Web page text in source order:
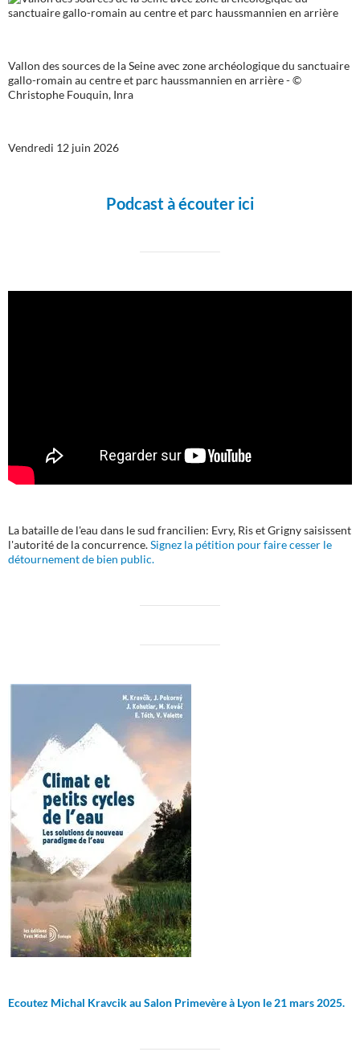
Vallon des sources de la Seine avec zone archéologique du sanctuaire
gallo-romain au centre et parc haussmannien en arrière - ©
Christophe Fouquin, Inra
Vendredi 12 juin 2026
Podcast à écouter ici
La bataille de l'eau dans le sud francilien: Evry, Ris et Grigny saisissent
l'autorité de la concurrence.Signez la pétition pour faire cesser le
détournement de bien public.
Ecoutez Michal Kravcik au Salon Primevère à Lyon le 21 mars 2025.